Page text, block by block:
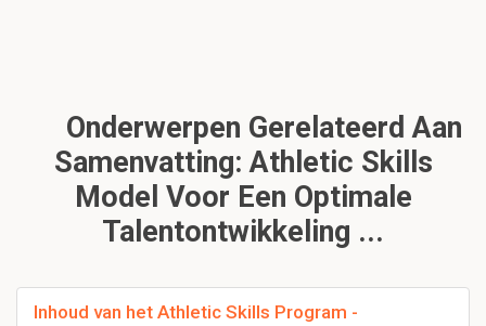
Onderwerpen Gerelateerd Aan
Samenvatting: Athletic Skills
Model Voor Een Optimale
Talentontwikkeling ...
Inhoud van het Athletic Skills Program -